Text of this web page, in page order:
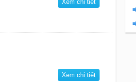
Xem chi tiết
Xem chi tiết